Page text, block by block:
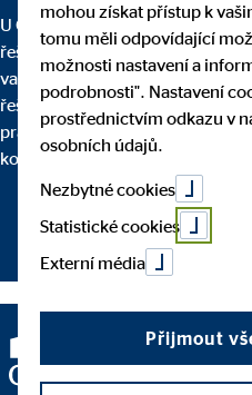
U OVB nepracují prodejci, ale
řešení, se kterými se snadno
vaše starosti, odpovíme na vaše
řešení na míru. V tom jsme
práci dělají srdcem a na plno.
kombinaci s lidskou empatií
více
mohou získat přístup k
tomu měli odpovídající
možnosti nastavení a
podrobnosti". Nastavení
prostřednictvím odkazu v
osobních údajů.
Nezbytné cookies
Statistické cookies
Externí média
Přijmout